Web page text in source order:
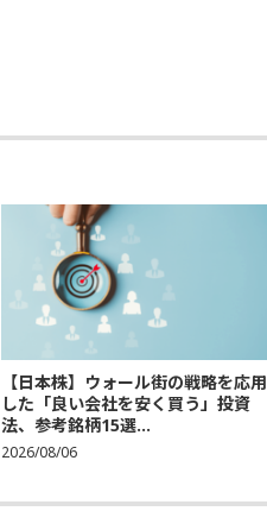
【日本株】ウォール街の戦略を応用
した「良い会社を安く買う」投資
法、参考銘柄15選...
2026/08/06